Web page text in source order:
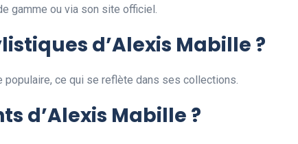
gamme ou via son site officiel.
d’Alexis Mabille ?
populaire, ce qui se reflète dans ses collections.
d’Alexis Mabille ?